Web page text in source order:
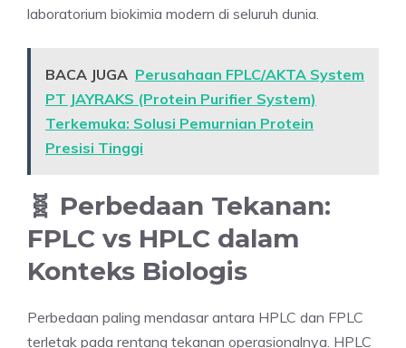
laboratorium biokimia modern di seluruh dunia.
BACA JUGA Perusahaan FPLC/AKTA System
PT JAYRAKS (Protein Purifier System)
Terkemuka: Solusi Pemurnian Protein
Presisi Tinggi
🧬 Perbedaan Tekanan:
FPLC vs HPLC dalam
Konteks Biologis
Perbedaan paling mendasar antara HPLC dan FPLC
terletak pada rentang tekanan operasionalnya. HPLC